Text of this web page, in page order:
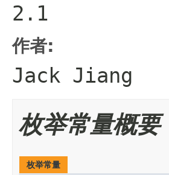
2.1
作者:
Jack Jiang
枚举常量概要
枚举常量